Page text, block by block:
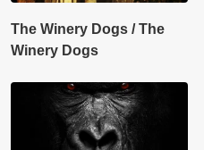
The Winery Dogs / The
Winery Dogs